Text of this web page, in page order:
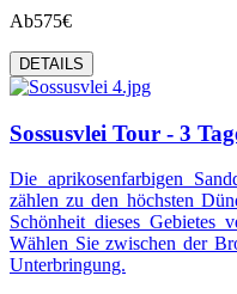
Ab575€
DETAILS
Sossusvlei Tour - 3
Die aprikosenfarbigen
zählen zu den höchsten
Schönheit dieses Gebietes
Wählen Sie zwischen der
Unterbringung.